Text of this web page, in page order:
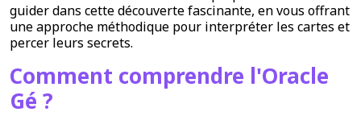
guider dans cette découverte fascinante, en vous offrant
une approche méthodique pour interpréter les cartes et
percer leurs secrets.
Comment comprendre l'Oracle
Gé ?